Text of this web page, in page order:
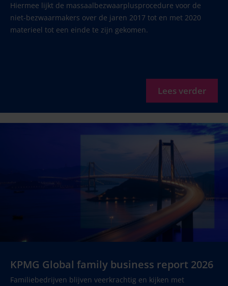
Hiermee lijkt de massaalbezwaarplusprocedure voor de
niet-bezwaarmakers over de jaren 2017 tot en met 2020
materieel tot een einde te zijn gekomen.
Lees verder
KPMG Global family business report 2026
Familiebedrijven blijven veerkrachtig en kijken met